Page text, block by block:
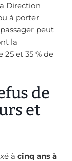
Direction
à porter
peut
la
et 35 % de
de
et
à cinq ans à